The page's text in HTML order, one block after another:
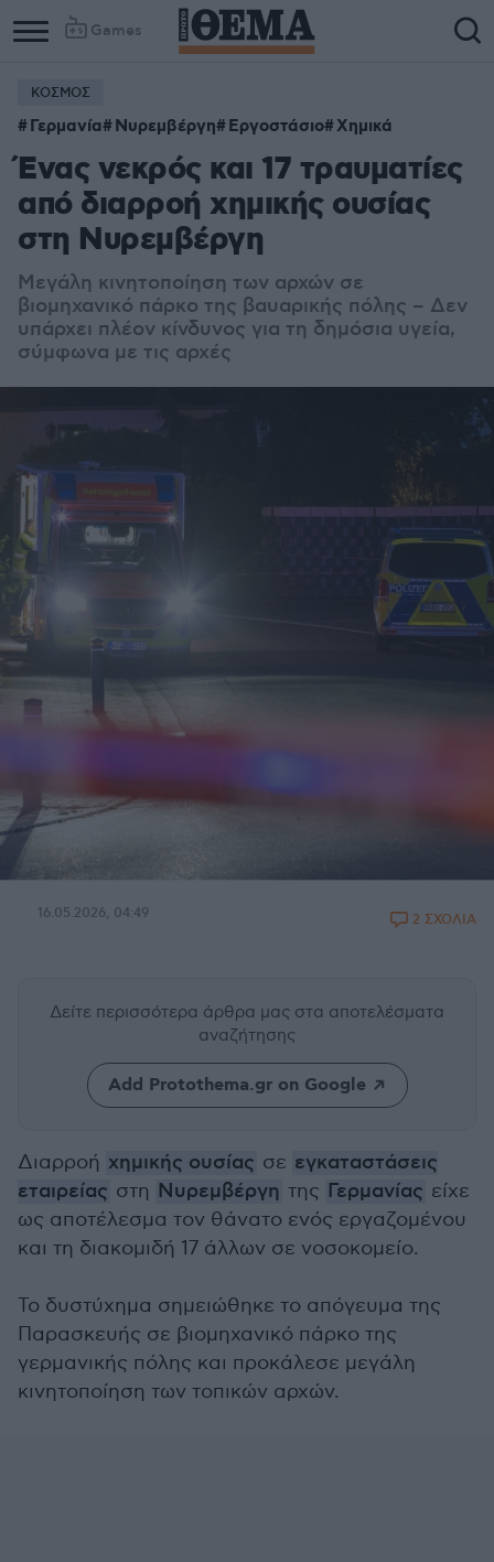
Games
ΚΟΣΜΟΣ
Γερμανία Νυρεμβέργη Εργοστάσιο Χημικά
Ένας νεκρός και 17 τραυματίες
από διαρροή χημικής ουσίας
στη Νυρεμβέργη
Μεγάλη κινητοποίηση των αρχών σε
βιομηχανικό πάρκο της βαυαρικής πόλης – Δεν
υπάρχει πλέον κίνδυνος για τη δημόσια υγεία,
σύμφωνα με τις αρχές
16.05.2026, 04:49 2 ΣΧΟΛΙΑ
Δείτε περισσότερα άρθρα μας στα αποτελέσματα
αναζήτησης
Add Protothema.gr on Google
Διαρροή χημικής ουσίας σε εγκαταστάσεις
εταιρείας στη Νυρεμβέργη της Γερμανίας είχε
ως αποτέλεσμα τον θάνατο ενός εργαζομένου
και τη διακομιδή 17 άλλων σε νοσοκομείο.
Το δυστύχημα σημειώθηκε το απόγευμα της
Παρασκευής σε βιομηχανικό πάρκο της
γερμανικής πόλης και προκάλεσε μεγάλη
κινητοποίηση των τοπικών αρχών.